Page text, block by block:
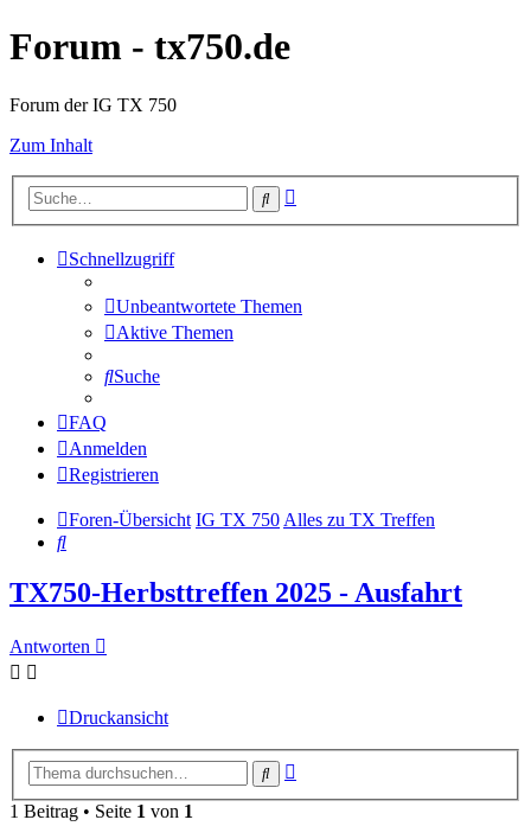
Forum - tx750.de
Forum der IG TX 750
Zum Inhalt
Suche
Schnellzugriff
Unbeantwortete Themen
Aktive Themen
Suche
FAQ
Anmelden
Registrieren
Foren-Übersicht IG TX 750Alles zu TX Treffen
Suche
TX750-Herbsttreffen 2025 - Ausfahrt
Antworten
Druckansicht
Suche
1 Beitrag • Seite 1 von 1